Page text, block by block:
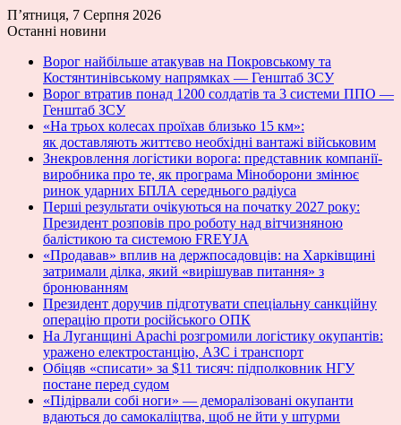
П’ятниця, 7 Серпня 2026
Останні новини
Ворог найбільше атакував на Покровському та
Костянтинівському напрямках — Генштаб ЗСУ
Ворог втратив понад 1200 солдатів та 3 системи ППО —
Генштаб ЗСУ
«На трьох колесах проїхав близько 15 км»:
як доставляють життєво необхідні вантажі військовим
Знекровлення логістики ворога: представник компанії-
виробника про те, як програма Міноборони змінює
ринок ударних БПЛА середнього радіуса
Перші результати очікуються на початку 2027 року:
Президент розповів про роботу над вітчизняною
балістикою та системою FREYJA
«Продавав» вплив на держпосадовців: на Харківщині
затримали ділка, який «вирішував питання» з
бронюванням
Президент доручив підготувати спеціальну санкційну
операцію проти російського ОПК
На Луганщині Apachi розгромили логістику окупантів:
уражено електростанцію, АЗС і транспорт
Обіцяв «списати» за $11 тисяч: підполковник НГУ
постане перед судом
«Підірвали собі ноги» — деморалізовані окупанти
вдаються до самокаліцтва, щоб не йти у штурми